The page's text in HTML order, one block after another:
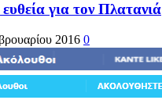
για τον Πλατανιά
2016 0